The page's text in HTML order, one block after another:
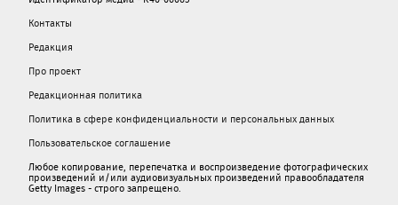
Контакты
Редакция
Про проект
Редакционная политика
Политика в сфере конфиденциальности и персональных данных
Пользовательское соглашение
Любое копирование, перепечатка и воспроизведение фотографических
произведений и/или аудиовизуальных произведений правообладателя
Getty Images - строго запрещено.